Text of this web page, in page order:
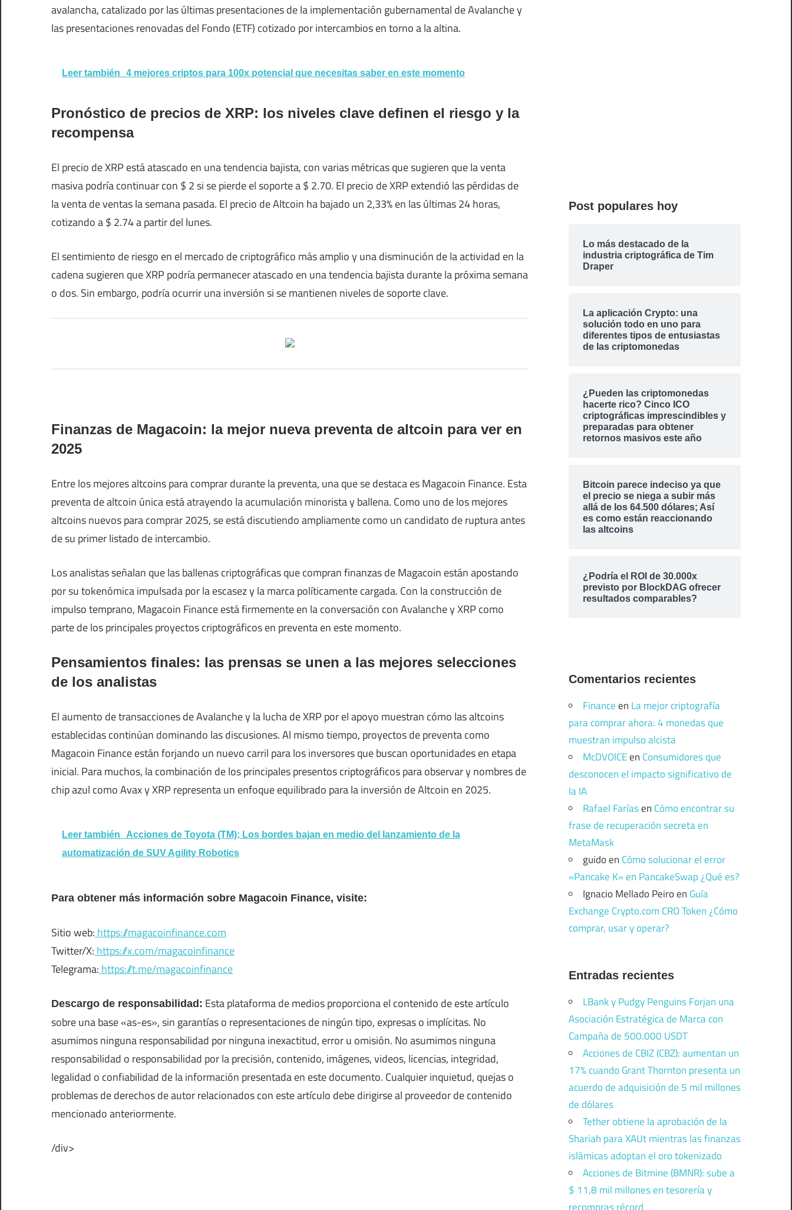
avalancha, catalizado por las últimas presentaciones de la implementación gubernamental de Avalanche y
las presentaciones renovadas del Fondo (ETF) cotizado por intercambios en torno a la altina.
Leer también 4 mejores criptos para 100x potencial que necesitas saber en este momento
Pronóstico de precios de XRP: los niveles clave definen el riesgo y la
recompensa
El precio de XRP está atascado en una tendencia bajista, con varias métricas que sugieren que la venta
masiva podría continuar con $ 2 si se pierde el soporte a $ 2.70. El precio de XRP extendió las pérdidas de
la venta de ventas la semana pasada. El precio de Altcoin ha bajado un 2,33% en las últimas 24 horas,
cotizando a $ 2.74 a partir del lunes.
El sentimiento de riesgo en el mercado de criptográfico más amplio y una disminución de la actividad en la
cadena sugieren que XRP podría permanecer atascado en una tendencia bajista durante la próxima semana
o dos. Sin embargo, podría ocurrir una inversión si se mantienen niveles de soporte clave.
Finanzas de Magacoin: la mejor nueva preventa de altcoin para ver en
2025
Entre los mejores altcoins para comprar durante la preventa, una que se destaca es Magacoin Finance. Esta
preventa de altcoin única está atrayendo la acumulación minorista y ballena. Como uno de los mejores
altcoins nuevos para comprar 2025, se está discutiendo ampliamente como un candidato de ruptura antes
de su primer listado de intercambio.
Los analistas señalan que las ballenas criptográficas que compran finanzas de Magacoin están apostando
por su tokenómica impulsada por la escasez y la marca políticamente cargada. Con la construcción de
impulso temprano, Magacoin Finance está firmemente en la conversación con Avalanche y XRP como
parte de los principales proyectos criptográficos en preventa en este momento.
Pensamientos finales: las prensas se unen a las mejores selecciones
de los analistas
El aumento de transacciones de Avalanche y la lucha de XRP por el apoyo muestran cómo las altcoins
establecidas continúan dominando las discusiones. Al mismo tiempo, proyectos de preventa como
Magacoin Finance están forjando un nuevo carril para los inversores que buscan oportunidades en etapa
inicial. Para muchos, la combinación de los principales presentos criptográficos para observar y nombres de
chip azul como Avax y XRP representa un enfoque equilibrado para la inversión de Altcoin en 2025.
Leer también
Acciones de Toyota (TM); Los bordes bajan en medio del lanzamiento de la
automatización de SUV Agility Robotics
Para obtener más información sobre Magacoin Finance, visite:
Sitio web: https://magacoinfinance.com
Twitter/X: https://x.com/magacoinfinance
Telegrama: https://t.me/magacoinfinance
Descargo de responsabilidad: Esta plataforma de medios proporciona el contenido de este artículo
sobre una base «as-es», sin garantías o representaciones de ningún tipo, expresas o implícitas. No
asumimos ninguna responsabilidad por ninguna inexactitud, error u omisión. No asumimos ninguna
responsabilidad o responsabilidad por la precisión, contenido, imágenes, videos, licencias, integridad,
legalidad o confiabilidad de la información presentada en este documento. Cualquier inquietud, quejas o
problemas de derechos de autor relacionados con este artículo debe dirigirse al proveedor de contenido
mencionado anteriormente.
/div>
Post populares hoy
Lo más destacado de la
industria criptográfica de Tim
Draper
La aplicación Crypto: una
solución todo en uno para
diferentes tipos de entusiastas
de las criptomonedas
¿Pueden las criptomonedas
hacerte rico? Cinco ICO
criptográficas imprescindibles y
preparadas para obtener
retornos masivos este año
Bitcoin parece indeciso ya que
el precio se niega a subir más
allá de los 64.500 dólares; Así
es como están reaccionando
las altcoins
¿Podría el ROI de 30.000x
previsto por BlockDAG ofrecer
resultados comparables?
Comentarios recientes
Financeen La mejor criptografía
para comprar ahora: 4 monedas que
muestran impulso alcista
McDVOICEen Consumidores que
desconocen el impacto significativo de
la IA
Rafael Faríasen Cómo encontrar su
frase de recuperación secreta en
MetaMask
guidoen Cómo solucionar el error
«Pancake K» en PancakeSwap ¿Qué es?
Ignacio Mellado Peiroen Guía
Exchange Crypto.com CRO Token ¿Cómo
comprar, usar y operar?
Entradas recientes
LBank y Pudgy Penguins Forjan una
Asociación Estratégica de Marca con
Campaña de 500.000 USDT
Acciones de CBIZ (CBZ): aumentan un
17% cuando Grant Thornton presenta un
acuerdo de adquisición de 5 mil millones
de dólares
Tether obtiene la aprobación de la
Shariah para XAUt mientras las finanzas
islámicas adoptan el oro tokenizado
Acciones de Bitmine (BMNR): sube a
$ 11,8 mil millones en tesorería y
recompras récord